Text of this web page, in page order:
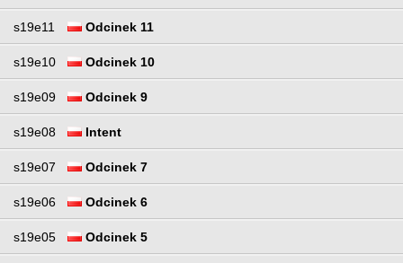
s19e11 Odcinek 11
s19e10 Odcinek 10
s19e09 Odcinek 9
s19e08 Intent
s19e07 Odcinek 7
s19e06 Odcinek 6
s19e05 Odcinek 5